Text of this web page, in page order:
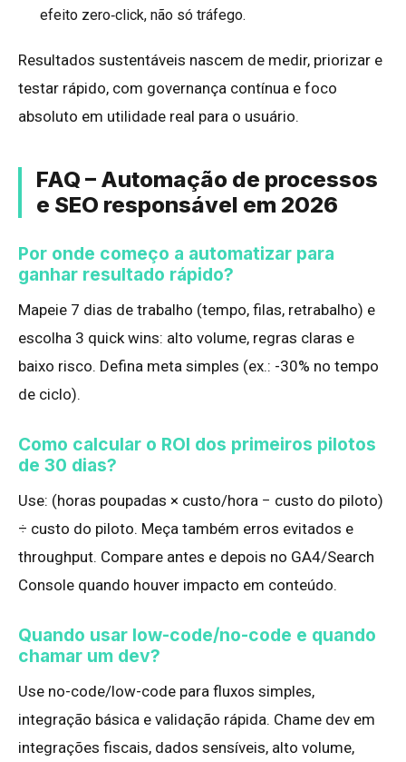
efeito zero‑click, não só tráfego.
Resultados sustentáveis nascem de medir, priorizar e
testar rápido, com governança contínua e foco
absoluto em utilidade real para o usuário.
FAQ – Automação de processos
e SEO responsável em 2026
Por onde começo a automatizar para
ganhar resultado rápido?
Mapeie 7 dias de trabalho (tempo, filas, retrabalho) e
escolha 3 quick wins: alto volume, regras claras e
baixo risco. Defina meta simples (ex.: -30% no tempo
de ciclo).
Como calcular o ROI dos primeiros pilotos
de 30 dias?
Use: (horas poupadas × custo/hora − custo do piloto)
÷ custo do piloto. Meça também erros evitados e
throughput. Compare antes e depois no GA4/Search
Console quando houver impacto em conteúdo.
Quando usar low-code/no-code e quando
chamar um dev?
Use no-code/low-code para fluxos simples,
integração básica e validação rápida. Chame dev em
integrações fiscais, dados sensíveis, alto volume,